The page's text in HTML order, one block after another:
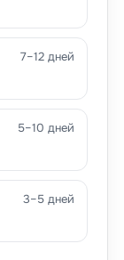
7–12 дней
5–10 дней
3–5 дней